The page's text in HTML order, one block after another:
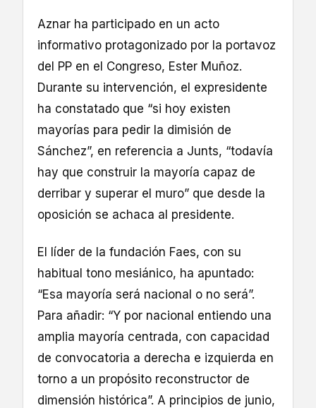
Aznar ha participado en un acto
informativo protagonizado por la portavoz
del PP en el Congreso, Ester Muñoz.
Durante su intervención, el expresidente
ha constatado que “si hoy existen
mayorías para pedir la dimisión de
Sánchez”, en referencia a Junts, “todavía
hay que construir la mayoría capaz de
derribar y superar el muro” que desde la
oposición se achaca al presidente.
El líder de la fundación Faes, con su
habitual tono mesiánico, ha apuntado:
“Esa mayoría será nacional o no será”.
Para añadir: “Y por nacional entiendo una
amplia mayoría centrada, con capacidad
de convocatoria a derecha e izquierda en
torno a un propósito reconstructor de
dimensión histórica”. A principios de junio,